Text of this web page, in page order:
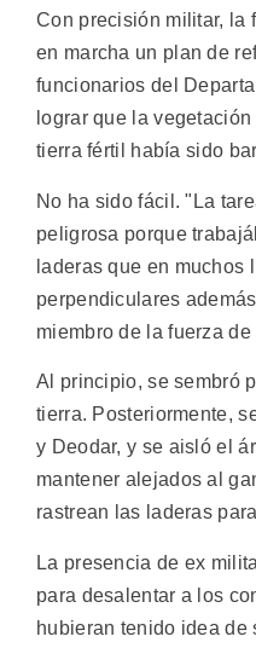
Con precisión militar, la
en marcha un plan de
funcionarios del
lograr que la
tierra fértil había sido
No ha sido fácil. "La
peligrosa porque
laderas que en muchos
perpendiculares
miembro de la fuerza de
Al principio, se sembró
tierra. Posteriormente,
y Deodar, y se aisló el
mantener alejados al
rastrean las laderas
La presencia de ex
para desalentar a los
hubieran tenido idea de